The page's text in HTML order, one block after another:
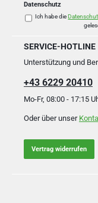
Datenschutz
Ich habe die
SERVICE-HOTLINE
Unterstützung und
+43 6229 20410
Mo-Fr, 08:00 - 17:15
Oder über unser
Vertrag widerrufen